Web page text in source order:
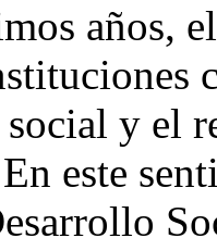
años,
y el
este